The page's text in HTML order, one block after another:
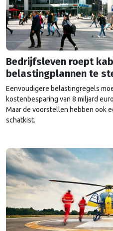
Bedrijfsleven roept
belastingplannen te
Eenvoudigere belastingregels
kostenbesparing van 8 miljard
Maar de voorstellen hebben ook
schatkist.